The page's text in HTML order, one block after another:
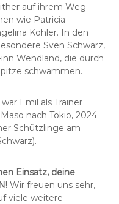
auf ihrem Weg
wie Patricia
Köhler. In den
Sven Schwarz,
Wendland, die durch
schwammen.
Emil als Trainer
nach Tokio, 2024
Schützlinge am
Einsatz, deine
Wir freuen uns sehr,
viele weitere